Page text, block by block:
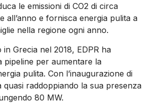
le emissioni di CO2 di circa
all’anno e fornisca energia pulita a
nella regione ogni anno.
in Grecia nel 2018, EDPR ha
pipeline per aumentare la
pulita. Con l’inaugurazione di
quasi raddoppiando la sua presenza
80 MW.